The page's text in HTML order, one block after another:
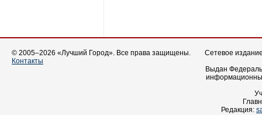
© 2005–2026 «Лучший Город». Все права защищены.
Контакты
Сетевое
Выдан
Редакция: